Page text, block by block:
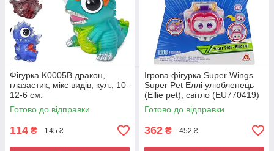
Фігурка K0005B дракон,
глазастик, мікс видів, кул., 10-
12-6 см.
Готово до відправки
114 ₴ 145 ₴
Ігрова фігурка Super Wings
Super Pet Еллі улюбленець
(Ellie pet), світло (EU770419)
Готово до відправки
362 ₴ 452 ₴